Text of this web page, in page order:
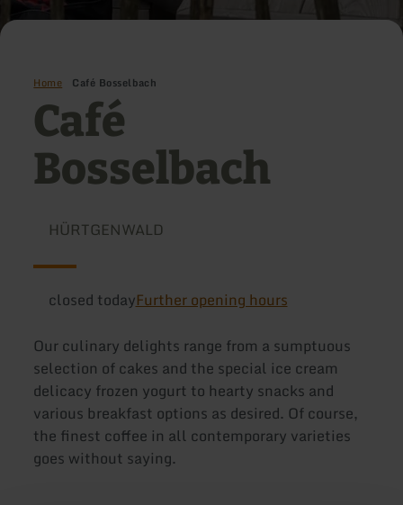
Home Café Bosselbach
Café
Bosselbach
HÜRTGENWALD
closed todayFurther opening hours
Our culinary delights range from a sumptuous
selection of cakes and the special ice cream
delicacy frozen yogurt to hearty snacks and
various breakfast options as desired. Of course,
the finest coffee in all contemporary varieties
goes without saying.